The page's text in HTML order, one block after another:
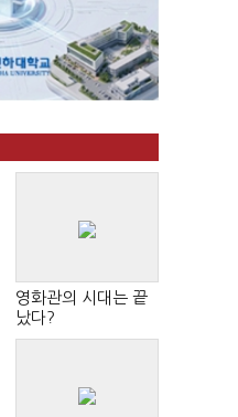
영화관의 시대는 끝
났다?